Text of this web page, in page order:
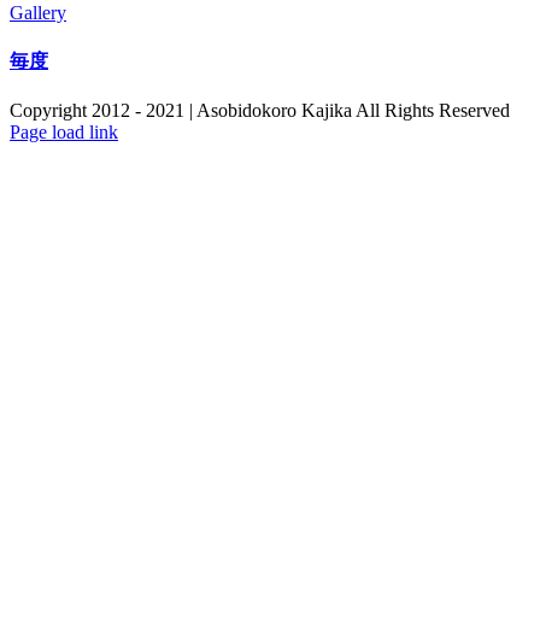
Gallery
毎度
Copyright 2012 - 2021 | Asobidokoro Kajika All Rights Reserved
Page load link